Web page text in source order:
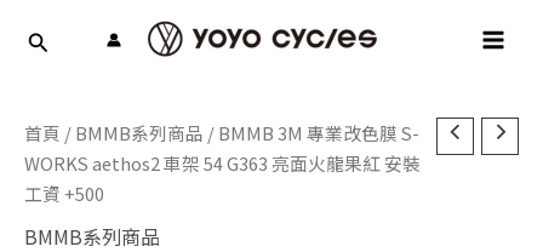
首頁 /BMMB系列商品 / BMMB 3M 專業改色膜 S-
WORKS aethos2 車架 54 G363 亮面火龍果紅 安裝
工資 +500
BMMB系列商品